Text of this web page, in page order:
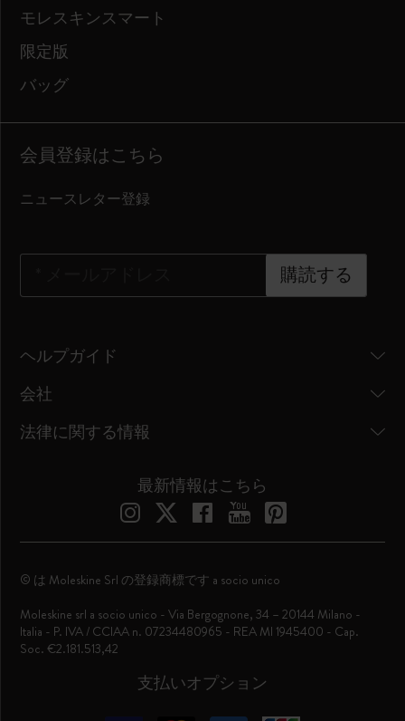
モレスキンスマート
限定版
バッグ
会員登録はこちら
ニュースレター登録
購読する
ヘルプガイド
会社
法律に関する情報
最新情報はこちら
支払いオプション
© は Moleskine Srl の登録商標です a socio unico
Moleskine srl a socio unico - Via Bergognone, 34 – 20144 Milano -
Italia - P. IVA / CCIAA n. 07234480965 - REA MI 1945400 - Cap.
Soc. €2.181.513,42